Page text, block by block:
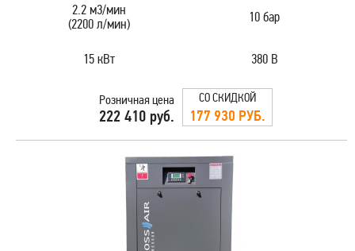
2.2 м3/мин
(2200 л/мин)
10 бар
15 кВт 380 В
Розничная цена
222 410 руб.
СО СКИДКОЙ
177 930 РУБ.